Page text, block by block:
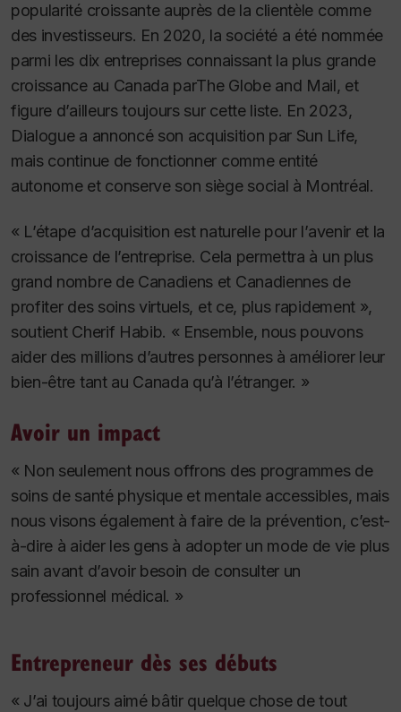
popularité croissante auprès de la clientèle comme
des investisseurs. En 2020, la société a été nommée
parmi les dix entreprises connaissant la plus grande
croissance au Canada parThe Globe and Mail, et
figure d’ailleurs toujours sur cette liste. En 2023,
Dialogue a annoncé son acquisition par Sun Life,
mais continue de fonctionner comme entité
autonome et conserve son siège social à Montréal.
« L’étape d’acquisition est naturelle pour l’avenir et la
croissance de l’entreprise. Cela permettra à un plus
grand nombre de Canadiens et Canadiennes de
profiter des soins virtuels, et ce, plus rapidement »,
soutient Cherif Habib. « Ensemble, nous pouvons
aider des millions d’autres personnes à améliorer leur
bien-être tant au Canada qu’à l’étranger. »
Avoir un impact
« Non seulement nous offrons des programmes de
soins de santé physique et mentale accessibles, mais
nous visons également à faire de la prévention, c’est-
à-dire à aider les gens à adopter un mode de vie plus
sain avant d’avoir besoin de consulter un
professionnel médical. »
Entrepreneur dès ses débuts
« J’ai toujours aimé bâtir quelque chose de tout